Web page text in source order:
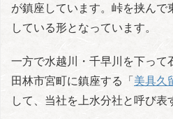
が鎮座しています。峠を挟んで
している形となっています。
一方で水越川・千早川を下って
田林市宮町に鎮座する「美具久
して、当社を上水分社と呼び表